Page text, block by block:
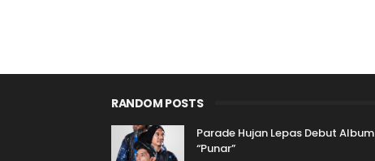
RANDOM POSTS
Parade Hujan Lepas Debut Album
“Punar”